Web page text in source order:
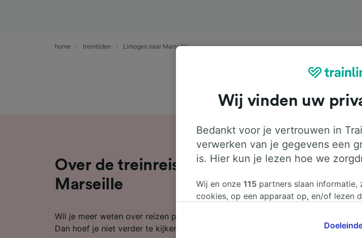
home treintijden Limoges naar Marseille
Over de treinreis van Limoges naar
Marseille
Wil je meer weten over reizen per trein van Limoges naar Marseille?
Dan hoef je niet verder te kijken.
Wij vinden uw
Bedankt voor je vertrouwen in
verwerken van je gegevens een
is. Hier kun je lezen hoe we
Wij en onze 115 partners slaan
cookies, op een apparaat op, en/of lezen
wijzigen door hieronder te klikken.
bezwaar te maken in alle gevallen dat er